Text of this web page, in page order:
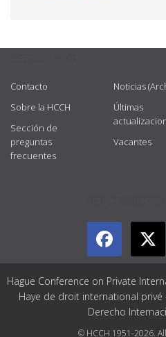
Contacto
Sobre la HCCH
Sección de
preguntas
frecuentes
Noticias
Últimas
Vacantes
Hague Conference on Private
Haye de droit international privé
Derecho
© HCCH 1951-2026.